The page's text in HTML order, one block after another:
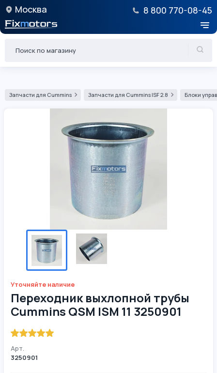
Москва 8 800 770-08-45
Запчасти для Cummins Запчасти для Cummins ISF 2.8 Блоки
Уточняйте наличие
Переходник выхлопной трубы
Cummins QSM ISM 11 3250901
Арт.
3250901